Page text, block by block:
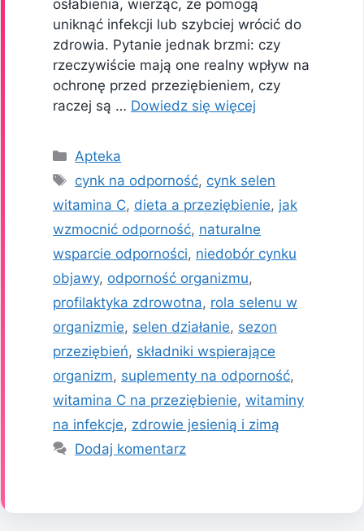
osłabienia, wierząc, że pomogą
uniknąć infekcji lub szybciej wrócić do
zdrowia. Pytanie jednak brzmi: czy
rzeczywiście mają one realny wpływ na
ochronę przed przeziębieniem, czy
raczej są … Dowiedz się więcej
Kategorie
Apteka
Tagi
cynk na odporność, cynk selen
witamina C, dieta a przeziębienie, jak
wzmocnić odporność, naturalne
wsparcie odporności, niedobór cynku
objawy, odporność organizmu,
profilaktyka zdrowotna, rola selenu w
organizmie, selen działanie, sezon
przeziębień, składniki wspierające
organizm, suplementy na odporność,
witamina C na przeziębienie, witaminy
na infekcje, zdrowie jesienią i zimą
Dodaj komentarz